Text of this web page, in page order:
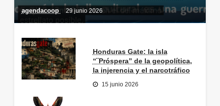
agendacoop 29 junio 2026
Honduras Gate: la isla
“¨Próspera” de la geopolítica,
la injerencia y el narcotráfico
15 junio 2026